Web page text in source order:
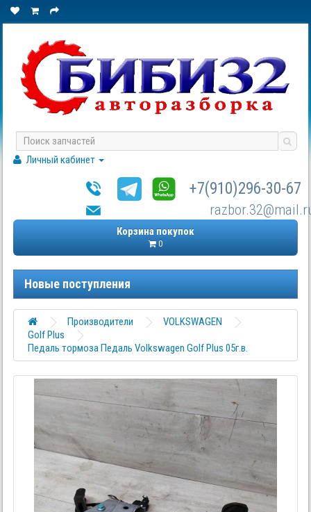
Личный кабинет
+7(910)296-30-67
Корзина покупок
0
Новые поступления
Производители
VOLKSWAGEN
Golf Plus
Педаль тормоза Педаль Volkswagen Golf Plus 05г.в.